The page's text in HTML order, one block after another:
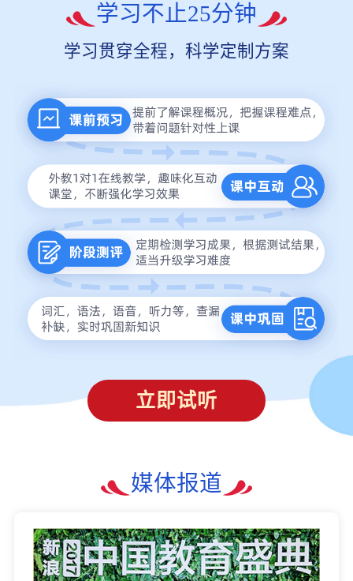
学习不止25分钟
学习贯穿全程，科学定制方案
立即试听
媒体报道